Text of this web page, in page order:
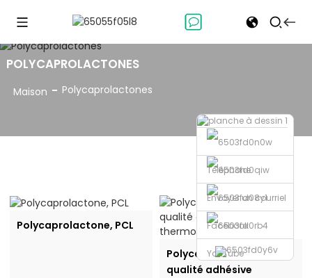
Téléphone
Envoyer un courriel
Facebook
YouTube
POLYCAPROLACTONES
Maison Polycaprolactones
Polycaprolactone, PCL
Polycaprolactone de
qualité adhésive